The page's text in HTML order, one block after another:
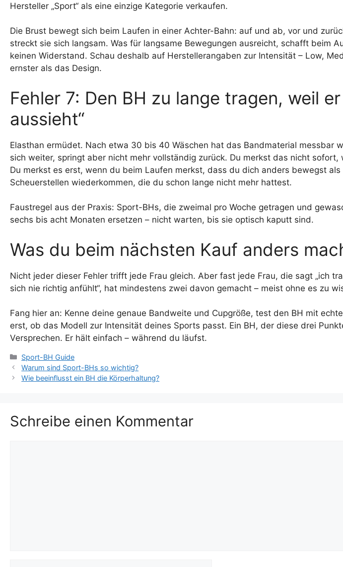
Hersteller „Sport“ als eine einzige Kategorie verkaufen.
Die Brust bewegt sich beim Laufen in einer Achter-Bahn: auf und ab, vor und
streckt sie sich langsam. Was für langsame Bewegungen ausreicht, schafft beim
keinen Widerstand. Schau deshalb auf Herstellerangaben zur Intensität – Low,
ernster als das Design.
Fehler 7: Den BH zu lange tragen, weil
aussieht“
Elasthan ermüdet. Nach etwa 30 bis 40 Wäschen hat das Bandmaterial messbar
sich weiter, springt aber nicht mehr vollständig zurück. Du merkst das nicht sofort,
Du merkst es erst, wenn du beim Laufen merkst, dass du dich anders bewegst
Scheuerstellen wiederkommen, die du schon lange nicht mehr hattest.
Faustregel aus der Praxis: Sport-BHs, die zweimal pro Woche getragen und
sechs bis acht Monaten ersetzen – nicht warten, bis sie optisch kaputt sind.
Was du beim nächsten Kauf anders
Nicht jeder dieser Fehler trifft jede Frau gleich. Aber fast jede Frau, die sagt „ich
sich nie richtig anfühlt“, hat mindestens zwei davon gemacht – meist ohne es zu
Fang hier an: Kenne deine genaue Bandweite und Cupgröße, test den BH mit
erst, ob das Modell zur Intensität deines Sports passt. Ein BH, der diese drei
Versprechen. Er hält einfach – während du läufst.
Kategorien
Sport-BH Guide
Warum sind Sport-BHs so wichtig?
Wie beeinflusst ein BH die Körperhaltung?
Schreibe einen Kommentar